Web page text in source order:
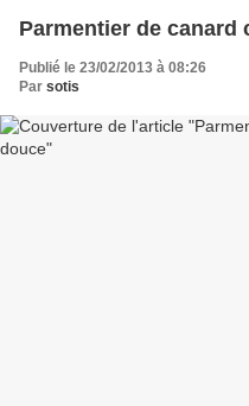
Parmentier de canard
Publié le 23/02/2013 à 08:26
Par sotis